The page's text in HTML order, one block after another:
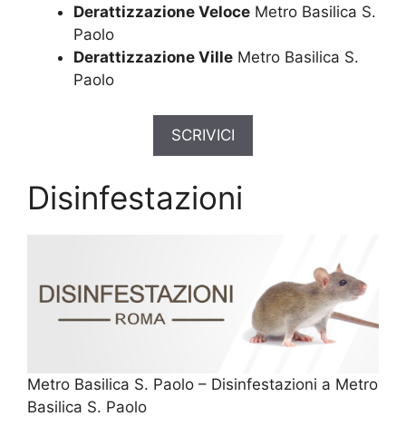
Derattizzazione Veloce Metro Basilica S.
Paolo
Derattizzazione Ville Metro Basilica S.
Paolo
SCRIVICI
Disinfestazioni
Metro Basilica S. Paolo – Disinfestazioni a Metro
Basilica S. Paolo